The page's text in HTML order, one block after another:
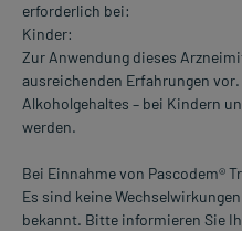
erforderlich bei:
Kinder:
Zur Anwendung dieses
ausreichenden Erfahrungen vor.
Alkoholgehaltes – bei Kindern
werden.
Bei Einnahme von Pascodem®
Es sind keine
bekannt. Bitte informieren Sie